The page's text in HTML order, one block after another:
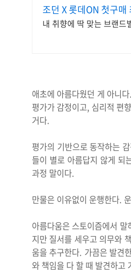
조던 X 롯데ON 첫구매
내 취향에 딱 맞는 브랜
애초에 아름다웠던 게 아니
평가가 감정이고, 심리적 편
거다.
평가의 기반으로 동작하는
들이 별로 아름답지 않게 되
과정 말이다.
만물은 이유없이 운행한다.
아름다움은 스토이즘에서
지만 질서를 세우고 의무와
움을 추구한다. 가끔은 발견
와 책임을 다 할 때 발견하고